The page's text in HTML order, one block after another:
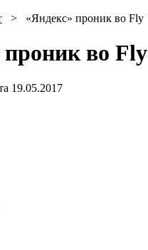
> «Яндекс» проник во Fly
проник во Fly
19.05.2017